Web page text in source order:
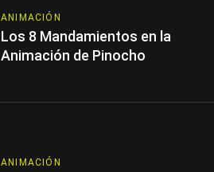
ANIMACIÓN
Los 8 Mandamientos en la
Animación de Pinocho
ANIMACIÓN